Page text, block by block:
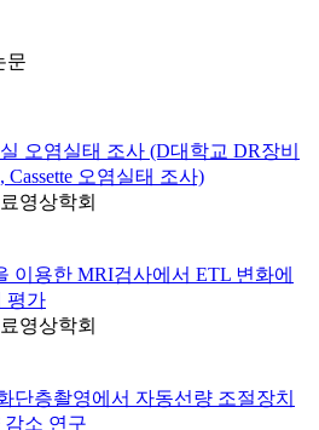
문
오염실태 조사 (D대학교 DR장비
오염실태 조사)
영상학회
이용한 MRI검사에서 ETL 변화에
평가
영상학회
단층촬영에서 자동선량 조절장치
소 연구